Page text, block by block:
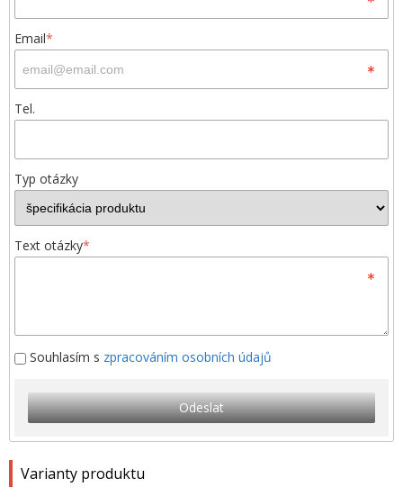
Email*
Tel.
Typ otázky
Text otázky*
Souhlasím s zpracováním osobních údajů
Odeslat
Varianty produktu